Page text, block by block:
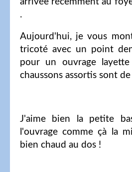
.
Aujourd'hui, je vous
tricoté avec un point
pour un ouvrage
chaussons assortis sont
J'aime bien la petite
l'ouvrage comme çà la
bien chaud au dos !